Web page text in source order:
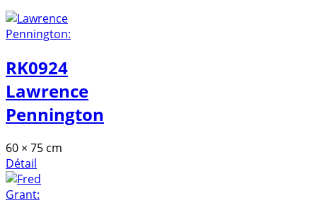
RK0924
Lawrence
Pennington
60 × 75 cm
Détail